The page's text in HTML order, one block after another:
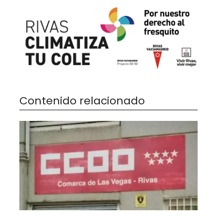
Contenido relacionado